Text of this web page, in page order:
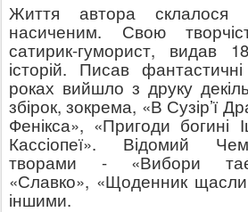
Життя автора склалося
насиченим. Свою
сатирик-гуморист, видав
історій. Писав
роках вийшло з друку
збірок, зокрема, «В Сузір’ї
Фенікса», «Пригоди богині
Кассіопеї». Відомий
творами - «Вибори
«Славко», «Щоденник
іншими.